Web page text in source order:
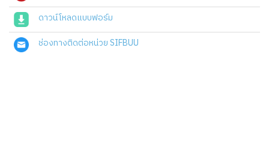
ดาวน์โหลดแบบฟอร์ม
ช่องทางติดต่อหน่วย SIFBUU